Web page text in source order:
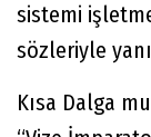
sistemi
sözleriyle
Kısa Dalga